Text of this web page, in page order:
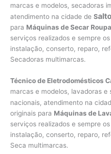
marcas e modelos, secadoras
atendimento na cidade deS
para Máquinas de Secar
serviços realizados e sempre
instalação, conserto, reparo,
Secadoras multimarcas.
Técnico de Eletrodomésticos
marcas e modelos, lavadoras e
nacionais, atendimento na
originais para Máquinas de
serviços realizados e sempre
instalação, conserto, reparo,
Seca multimarcas.